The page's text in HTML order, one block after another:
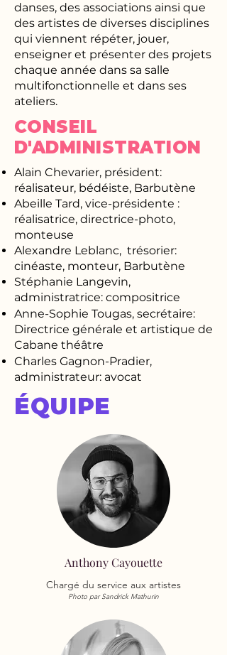
danses, des associations ainsi que
des artistes de diverses disciplines
qui viennent répéter, jouer,
enseigner et présenter des projets
chaque année dans sa salle
multifonctionnelle et dans ses
ateliers.​​​​
CONSEIL
D'ADMINISTRATION
Alain Chevarier, président:
réalisateur, bédéiste, Barbutène
Abeille Tard, vice-présidente :
réalisatrice, directrice-photo,
monteuse
Alexandre Leblanc, trésorier:
cinéaste, monteur, Barbutène
Stéphanie Langevin,
administratrice: compositrice
Anne-Sophie Tougas, secrétaire:
Directrice générale et artistique de
Cabane théâtre
Charles Gagnon-Pradier,
administrateur: avocat ​
ÉQUIPE
Anthony Cayouette
Chargé du service aux artistes
Photo par Sandrick Mathurin